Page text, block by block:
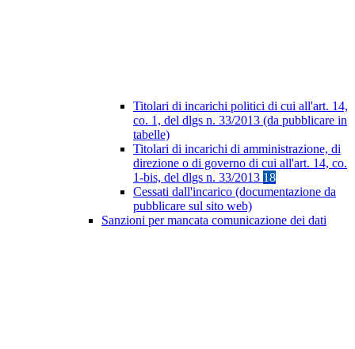
Titolari di incarichi politici di cui all'art. 14,
co. 1, del dlgs n. 33/2013 (da pubblicare in
tabelle)
Titolari di incarichi di amministrazione, di
direzione o di governo di cui all'art. 14, co.
1-bis, del dlgs n. 33/2013 18
Cessati dall'incarico (documentazione da
pubblicare sul sito web)
Sanzioni per mancata comunicazione dei dati